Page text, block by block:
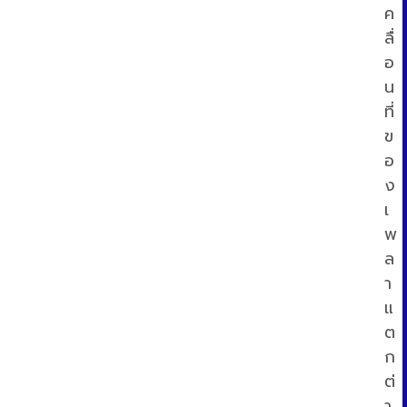
ค
ลื่
อ
น
ที่
ข
อ
ง
เ
พ
ล
า
แ
ต
ก
ต่